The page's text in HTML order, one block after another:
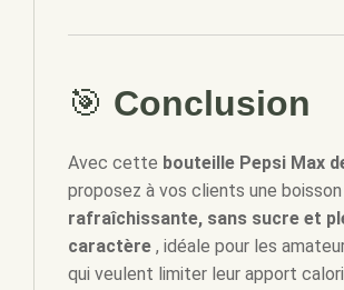
🎯 Conclusion
Avec cette bouteille Pepsi Max
proposez à vos clients une boisson
rafraîchissante, sans sucre et
caractère , idéale pour les
qui veulent limiter leur apport